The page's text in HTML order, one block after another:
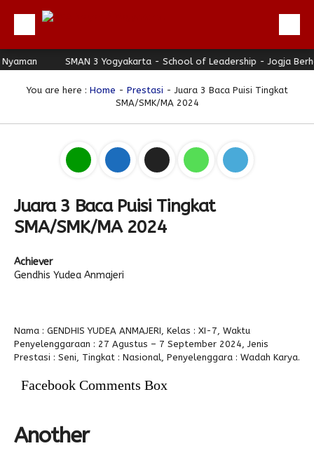
Beranda
Profil
Download
Bulletin
Alumni
SMAN 3 Yogyakarta - School of Leadership - Jogja Berhati
You are here : Home - Prestasi - Juara 3 Baca Puisi Tingkat
SMA/SMK/MA 2024
Juara 3 Baca Puisi Tingkat
SMA/SMK/MA 2024
Achiever
Gendhis Yudea Anmajeri
Nama : GENDHIS YUDEA ANMAJERI, Kelas : XI-7, Waktu
Penyelenggaraan : 27 Agustus – 7 September 2024, Jenis
Prestasi : Seni, Tingkat : Nasional, Penyelenggara : Wadah Karya.
Facebook Comments Box
Another